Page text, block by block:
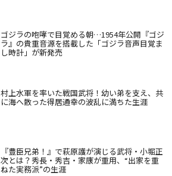
ゴジラの咆哮で目覚める朝…1954年公開『ゴジ
ラ』の貴重音源を搭載した「ゴジラ音声目覚ま
し時計」が新発売
村上水軍を率いた戦国武将！幼い弟を支え、共
に海へ散った得居通幸の波乱に満ちた生涯
『豊臣兄弟！』で萩原護が演じる武将・小堀正
次とは？秀長・秀吉・家康が重用、“出家を重
ねた実務派”の生涯